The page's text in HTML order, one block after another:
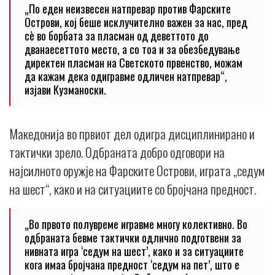
„По еден неизвесен натпревар против Фарските
Острови, кој беше исклучително важен за нас, пред
сè во борбата за пласман од деветтото до
дванаесеттото место, а со тоа и за обезбедување
директен пласман на Светското првенство, можам
да кажам дека одигравме одличен натпревар“,
изјави Кузманоски.
Македонија во првиот дел одигра дисциплинирано и
тактички зрело. Одбраната добро одговори на
најсилното оружје на Фарските Острови, играта „седум
на шест“, како и на ситуациите со бројчана предност.
„Во првото полувреме игравме многу колективно. Во
одбраната бевме тактички одлично подготвени за
нивната игра ‘седум на шест’, како и за ситуациите
кога имаа бројчана предност ‘седум на пет’, што е